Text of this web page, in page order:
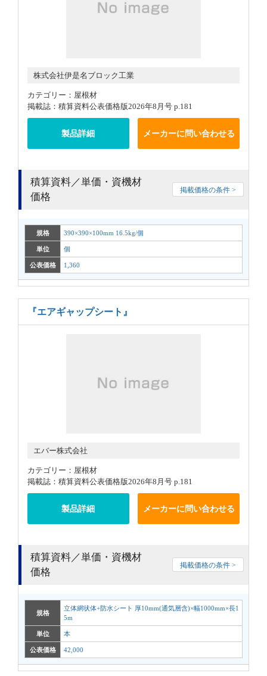
株式会社伊是名ブロック工業
カテゴリー：屋根材
掲載誌：積算資料公表価格版2026年8月号 p.181
製品詳細 メーカーに問い合わせる
積算資料／単価・資機材
価格
掲載価格の条件 >
規格 390×390×100mm 16.5kg/個
単位 個
公表価格 1,360
『エアギャップシート』
エバー株式会社
カテゴリー：屋根材
掲載誌：積算資料公表価格版2026年8月号 p.181
製品詳細 メーカーに問い合わせる
積算資料／単価・資機材
価格
掲載価格の条件 >
規格
立体網状体+防水シート 厚10mm(通気層含)×幅1000mm×長1
5m
単位 本
公表価格 42,000